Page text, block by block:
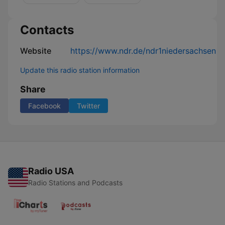
Contacts
Website https://www.ndr.de/ndr1niedersachsen
Update this radio station information
Share
Facebook Twitter
Radio USA
Radio Stations and Podcasts